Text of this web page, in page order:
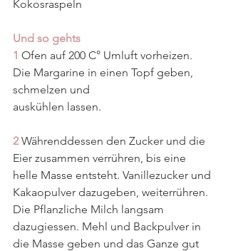
Kokosraspeln
Und so gehts
1 Ofen auf 200 C° Umluft vorheizen.
Die Margarine in einen Topf geben,
schmelzen und
auskühlen lassen.
2 Währenddessen den Zucker und die
Eier zusammen verrühren, bis eine
helle Masse entsteht. Vanillezucker und
Kakaopulver dazugeben, weiterrühren.
Die Pflanzliche Milch langsam
dazugiessen. Mehl und Backpulver in
die Masse geben und das Ganze gut